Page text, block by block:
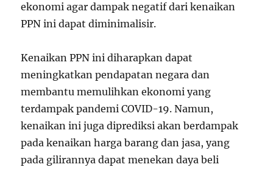
ekonomi agar dampak negatif dari kenaikan
PPN ini dapat diminimalisir.
Kenaikan PPN ini diharapkan dapat
meningkatkan pendapatan negara dan
membantu memulihkan ekonomi yang
terdampak pandemi COVID-19. Namun,
kenaikan ini juga diprediksi akan berdampak
pada kenaikan harga barang dan jasa, yang
pada gilirannya dapat menekan daya beli